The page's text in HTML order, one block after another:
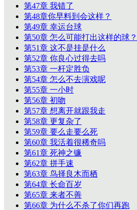
第47章 我错了
第48章你早料到会这样？
第49章 幸运台球
第50章 怎么可能打出这样的球？
第51章 这不是挂是什么
第52章 你良心过得去吗
第53章 一杆定胜负
第54章 怎么不去演戏呢
第55章 一小时
第56章 初吻
第57章 想离开就跟我走
第58章 更复杂了
第59章 要么走要么死
第60章 我活着很稀奇吗
第61章 死神之镰
第62章 拼手速
第63章 鸟择良木而栖
第64章 长命百岁
第65章 来者不善
第66章 为什么不杀了你们再跑